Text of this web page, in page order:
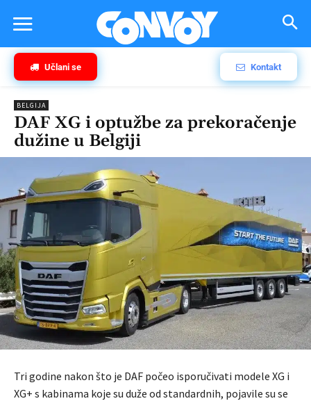
Učlani se Kontakt
BELGIJA
DAF XG i optužbe za prekoračenje
dužine u Belgiji
Tri godine nakon što je DAF počeo isporučivati modele XG i
XG+ s kabinama koje su duže od standardnih, pojavile su se